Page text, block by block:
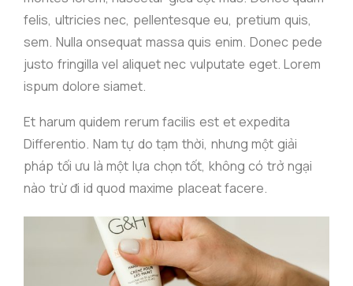
felis, ultricies nec, pellentesque eu, pretium quis,
sem. Nulla onsequat massa quis enim. Donec pede
justo fringilla vel aliquet nec vulputate eget. Lorem
ispum dolore siamet.
Et harum quidem rerum facilis est et expedita
Differentio. Nam tự do tạm thời, nhưng một giải
pháp tối ưu là một lựa chọn tốt, không có trở ngại
nào trừ đi id quod maxime placeat facere.